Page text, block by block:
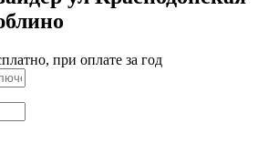
при оплате за год